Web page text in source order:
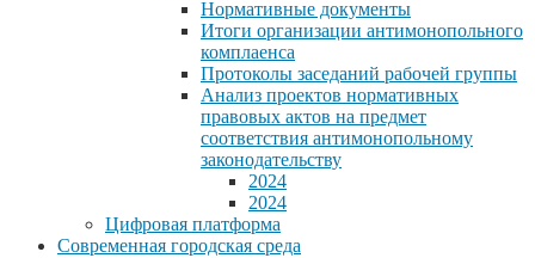
Нормативные документы
Итоги организации антимонопольного
комплаенса
Протоколы заседаний рабочей группы
Анализ проектов нормативных
правовых актов на предмет
соответствия антимонопольному
законодательству
2024
2024
Цифровая платформа
Современная городская среда